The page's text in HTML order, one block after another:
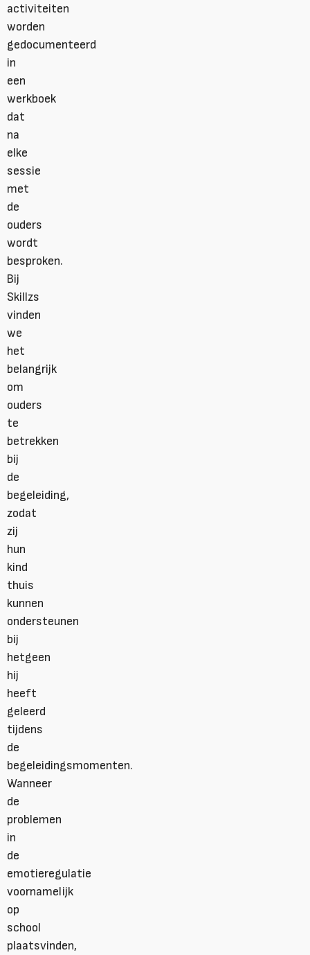
activiteiten
worden
gedocumenteerd
in
een
werkboek
dat
na
elke
sessie
met
de
ouders
wordt
besproken.
Bij
Skillzs
vinden
we
het
belangrijk
om
ouders
te
betrekken
bij
de
begeleiding,
zodat
zij
hun
kind
thuis
kunnen
ondersteunen
bij
hetgeen
hij
heeft
geleerd
tijdens
de
begeleidingsmomenten.
Wanneer
de
problemen
in
de
emotieregulatie
voornamelijk
op
school
plaatsvinden,